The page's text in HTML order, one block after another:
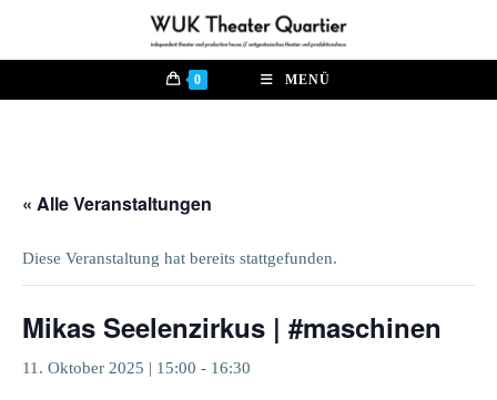
springen
0 MENÜ
« Alle Veranstaltungen
Diese Veranstaltung hat bereits stattgefunden.
Mikas Seelenzirkus | #maschinen
11. Oktober 2025 | 15:00 - 16:30